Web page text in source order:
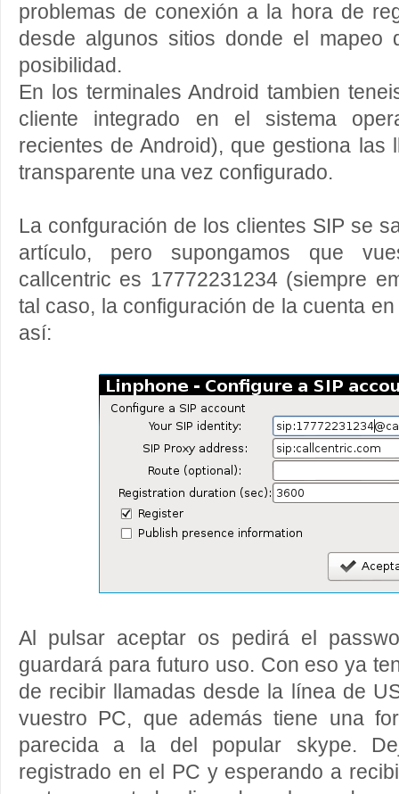
problemas de conexión a la hora de
desde algunos sitios donde el mapeo
posibilidad.
En los terminales Android tambien
cliente integrado en el sistema
recientes de Android), que gestiona las
transparente una vez configurado.
La confguración de los clientes SIP se
artículo, pero supongamos que
callcentric es 17772231234 (siempre
tal caso, la configuración de la cuenta
así:
Al pulsar aceptar os pedirá el
guardará para futuro uso. Con eso ya
de recibir llamadas desde la línea de
vuestro PC, que además tiene una
parecida a la del popular skype.
registrado en el PC y esperando a